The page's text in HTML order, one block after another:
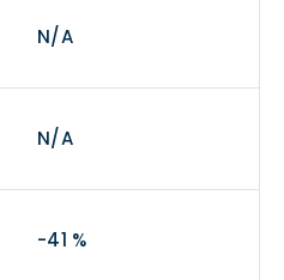
N/A
N/A
-41 %